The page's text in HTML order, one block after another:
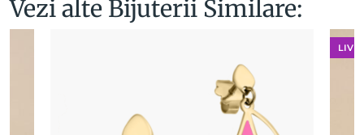
Vezi alte Bijuterii Similare: